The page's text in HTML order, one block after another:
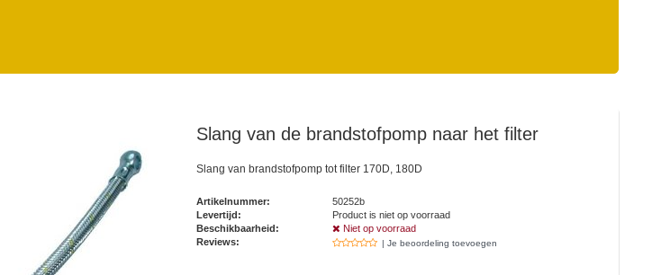
Slang van de brandstofpomp naar het filter
Slang van brandstofpomp tot filter 170D, 180D
Artikelnummer:
50252b
Levertijd:
Product is niet op voorraad
Beschikbaarheid:
Niet op voorraad
Reviews:
| Je beoordeling toevoegen